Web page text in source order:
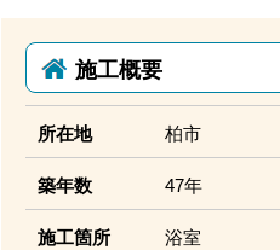
施工概要
所在地 柏市
築年数 47年
施工箇所 浴室